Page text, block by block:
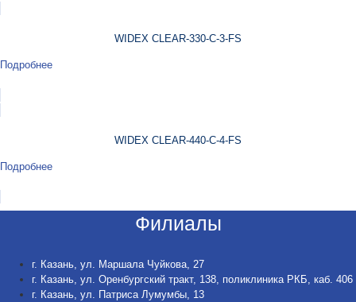
WIDEX CLEAR-330-C-3-FS
Подробнее
WIDEX CLEAR-440-C-4-FS
Подробнее
Филиалы
г. Казань, ул. Маршала Чуйкова, 27
г. Казань, ул. Оренбургский тракт, 138, поликлиника РКБ, каб. 406
г. Казань, ул. Патриса Лумумбы, 13